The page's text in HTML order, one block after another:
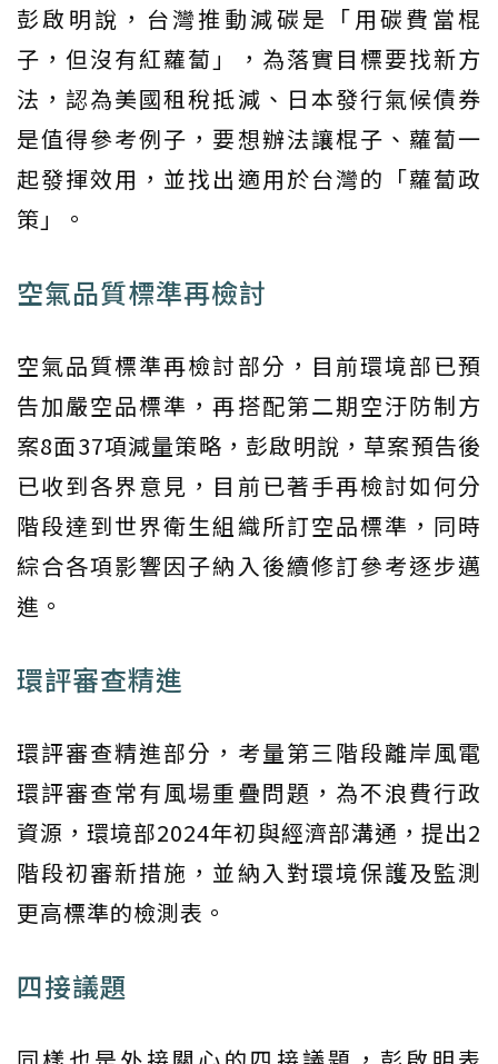
彭啟明說，台灣推動減碳是「用碳費當棍
子，但沒有紅蘿蔔」，為落實目標要找新方
法，認為美國租稅抵減、日本發行氣候債券
是值得參考例子，要想辦法讓棍子、蘿蔔一
起發揮效用，並找出適用於台灣的「蘿蔔政
策」。
空氣品質標準再檢討
空氣品質標準再檢討部分，目前環境部已預
告加嚴空品標準，再搭配第二期空汙防制方
案8面37項減量策略，彭啟明說，草案預告後
已收到各界意見，目前已著手再檢討如何分
階段達到世界衛生組織所訂空品標準，同時
綜合各項影響因子納入後續修訂參考逐步邁
進。
環評審查精進
環評審查精進部分，考量第三階段離岸風電
環評審查常有風場重疊問題，為不浪費行政
資源，環境部2024年初與經濟部溝通，提出2
階段初審新措施，並納入對環境保護及監測
更高標準的檢測表。
四接議題